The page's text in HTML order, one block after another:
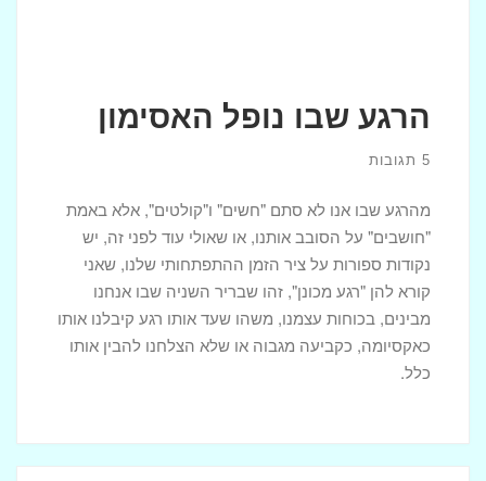
הרגע שבו נופל האסימון
5 תגובות
מהרגע שבו אנו לא סתם "חשים" ו"קולטים", אלא באמת
"חושבים" על הסובב אותנו, או שאולי עוד לפני זה, יש
נקודות ספורות על ציר הזמן ההתפתחותי שלנו, שאני
קורא להן "רגע מכונן", זהו שבריר השניה שבו אנחנו
מבינים, בכוחות עצמנו, משהו שעד אותו רגע קיבלנו אותו
כאקסיומה, כקביעה מגבוה או שלא הצלחנו להבין אותו
כלל.